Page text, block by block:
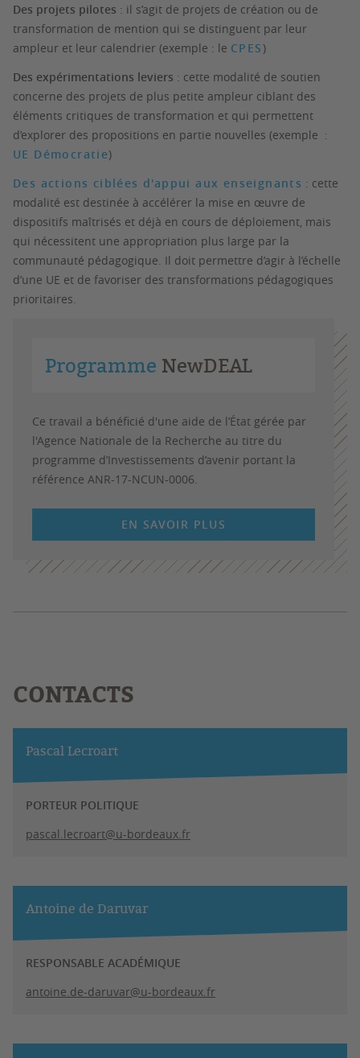
Des projets pilotes : il s’agit de projets de création ou de
transformation de mention qui se distinguent par leur
ampleur et leur calendrier (exemple : le CPES )
Des expérimentations leviers : cette modalité de soutien
concerne des projets de plus petite ampleur ciblant des
éléments critiques de transformation et qui permettent
d’explorer des propositions en partie nouvelles (exemple :
UE Démocratie)
Des actions ciblées d'appui aux enseignants : cette
modalité est destinée à accélérer la mise en œuvre de
dispositifs maîtrisés et déjà en cours de déploiement, mais
qui nécessitent une appropriation plus large par la
communauté pédagogique. Il doit permettre d’agir à l’échelle
d’une UE et de favoriser des transformations pédagogiques
prioritaires.
Programme NewDEAL
Ce travail a bénéficié d'une aide de l’État gérée par
l'Agence Nationale de la Recherche au titre du
programme d’Investissements d’avenir portant la
référence ANR-17-NCUN-0006.
EN SAVOIR PLUS
CONTACTS
Pascal Lecroart
PORTEUR POLITIQUE
pascal.lecroart@u-bordeaux.fr
Antoine de Daruvar
RESPONSABLE ACADÉMIQUE
antoine.de-daruvar@u-bordeaux.fr